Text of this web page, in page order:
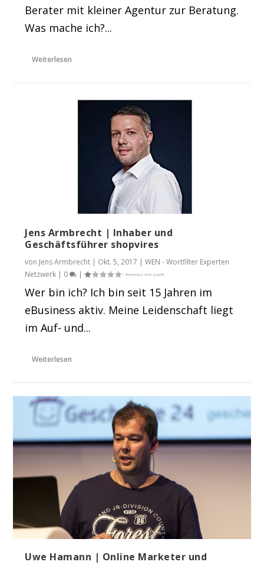
Berater mit kleiner Agentur zur Beratung.
Was mache ich?...
Weiterlesen
Jens Armbrecht | Inhaber und
Geschäftsführer shopvires
von Jens Armbrecht | Okt. 5, 2017 |WEN - Wortfilter Experten
Netzwerk | 0 |
Wer bin ich? Ich bin seit 15 Jahren im
eBusiness aktiv. Meine Leidenschaft liegt
im Auf- und...
Weiterlesen
Uwe Hamann | Online Marketer und